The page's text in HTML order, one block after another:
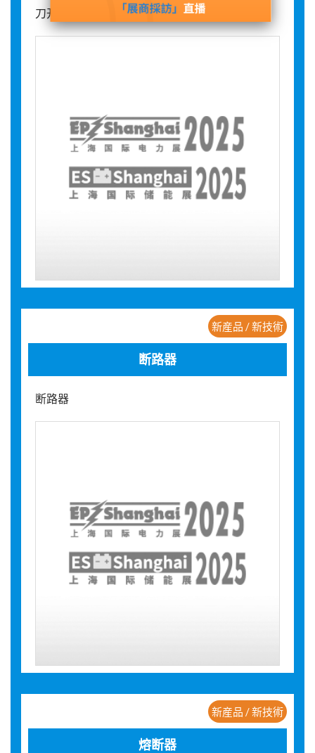
刀开关
新産品 / 新技術
断路器
断路器
新産品 / 新技術
熔断器